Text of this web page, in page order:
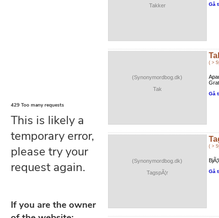
Takker
Gå
(Synonymordbog.dk)
Tak
( >
Gå
(Synonymordbog.dk)
TagspÃ¦r
( >
Gå